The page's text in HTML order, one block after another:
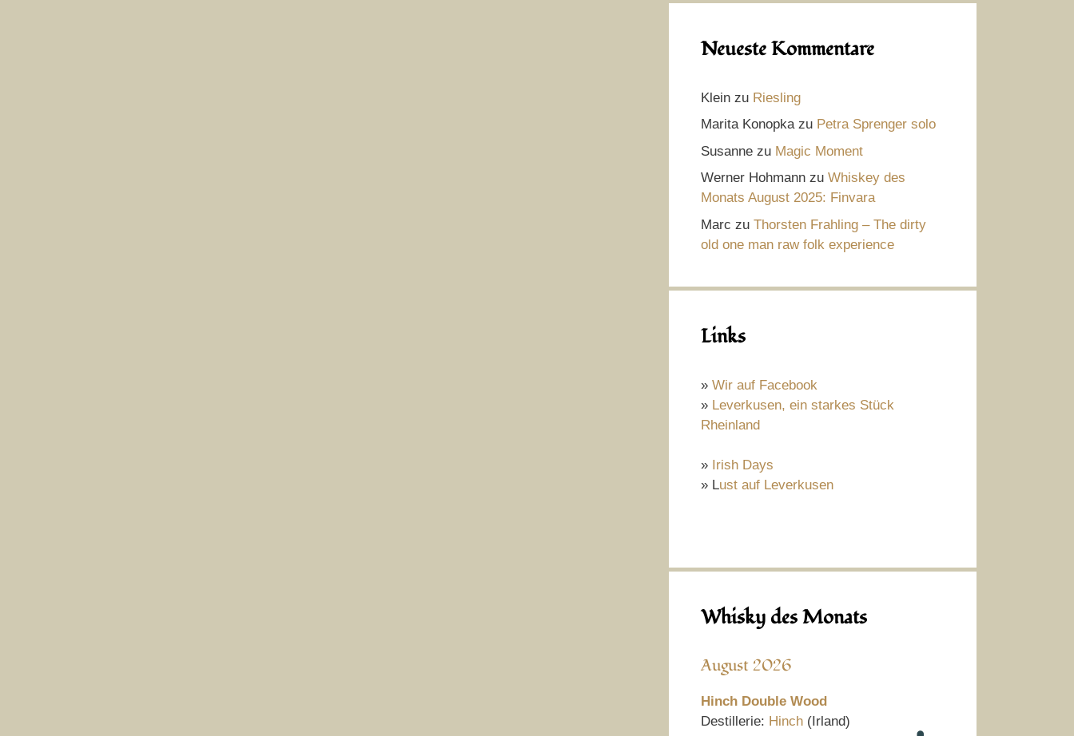
Neueste Kommentare
Klein zu Riesling
Marita Konopkazu Petra Sprenger solo
Susanne zu Magic Moment
Werner Hohmann zu Whiskey des
Monats August 2025: Finvara
Marc zu Thorsten Frahling – The dirty
old one man raw folk experience
Links
» Wir auf Facebook
» Leverkusen, ein starkes Stück
Rheinland
» Irish Days
» Lust auf Leverkusen
Whisky des Monats
August 2026
Hinch Double Wood
Destillerie: Hinch (Irland)